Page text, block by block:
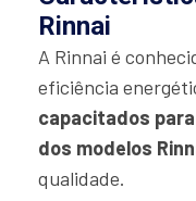
Rinnai
A Rinnai é
eficiência
capacitados
dos modelos
qualidade.